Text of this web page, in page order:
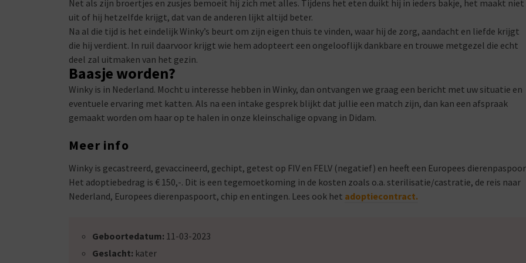
Net als zijn broertjes en zusjes bemoeit hij zich met alles. Tijdens het eten duikt hij in ieders bakje, het maakt niet
uit of hij hetzelfde krijgt, dat van de anderen lijkt altijd beter.
Na al die tijd is het eindelijk Winky’s beurt om zijn eigen thuis te vinden, waar hij de zorg, aandacht en liefde krijgt
die hij verdient. In ruil daarvoor krijgt wie hem adopteert een ongelooflijk dankbare en trouwe metgezel die echt
deel zal uitmaken van het gezin.
Baasje worden?
Winky is in Nederland. Mocht u interesse hebben in Winky, dan ontvangen we graag een bericht met uw situatie en
eventuele ervaring met katten. Als na een intake gesprek blijkt dat jullie een match zijn, dan kan een afspraak
gemaakt worden om haar op te halen in onze kleinschalige opvang in Didam.
Meer info
Winky is gecastreerd, gevaccineerd, gechipt, getest op FIV en FELV (negatief) en heeft een Europees
Het adoptiebedrag is € 150,-. Dit is een tegemoetkoming in de kosten zoals o.a. sterilisatie/castratie, de reis naar
Nederland, Europees dierenpaspoort, chip en entingen. Lees ook het adoptiecontract.
Geboortedatum: 11-03-2023
Geslacht: kater